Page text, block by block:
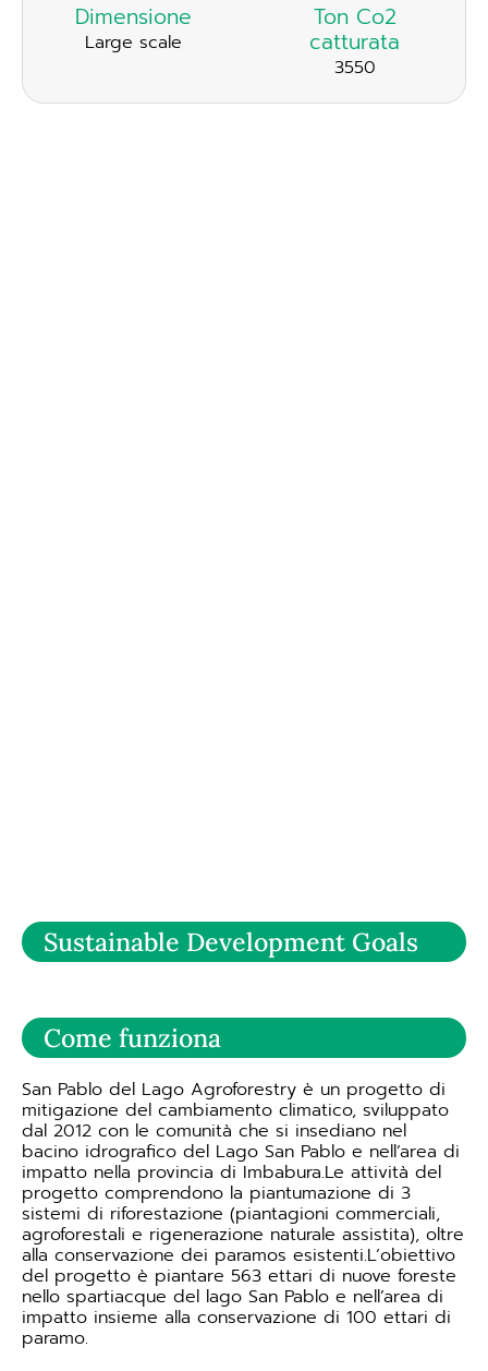
Dimensione
Large scale
Ton Co2
catturata
3550
Sustainable Development Goals
Come funziona
San Pablo del Lago Agroforestry è un progetto di
mitigazione del cambiamento climatico, sviluppato
dal 2012 con le comunità che si insediano nel
bacino idrografico del Lago San Pablo e nell’area di
impatto nella provincia di Imbabura.Le attività del
progetto comprendono la piantumazione di 3
sistemi di riforestazione (piantagioni commerciali,
agroforestali e rigenerazione naturale assistita), oltre
alla conservazione dei paramos esistenti.L’obiettivo
del progetto è piantare 563 ettari di nuove foreste
nello spartiacque del lago San Pablo e nell’area di
impatto insieme alla conservazione di 100 ettari di
paramo.